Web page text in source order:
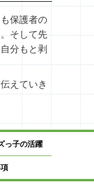
保護者の
そして先
分もと剥
えていき
っ子の活躍